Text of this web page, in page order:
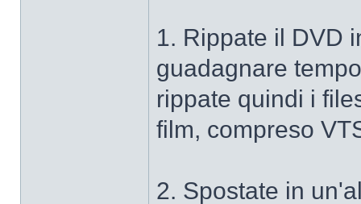
1. Rippate il DVD
guadagnare
rippate quindi i
film, compreso
2. Spostate in